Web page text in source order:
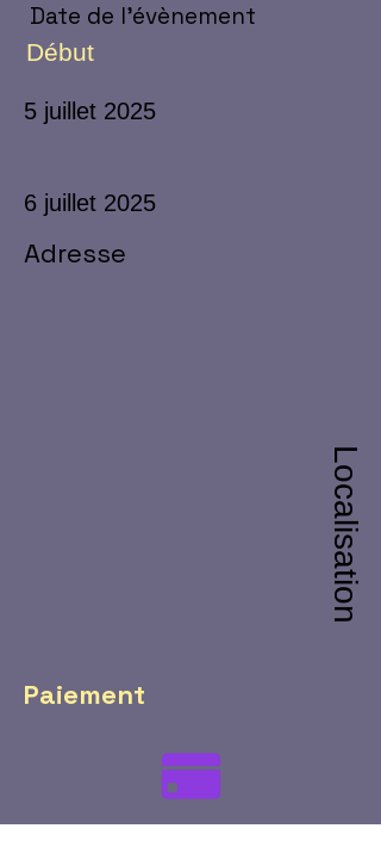
Date de l'évènement
Début
5 juillet 2025
6 juillet 2025
Adresse
Localisation
Paiement